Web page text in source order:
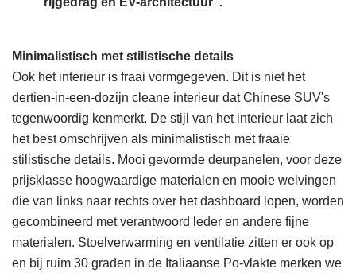
Minimalistisch met stilistische details
Ook het interieur is fraai vormgegeven. Dit is niet het
dertien-in-een-dozijn cleane interieur dat Chinese SUV's
tegenwoordig kenmerkt. De stijl van het interieur laat zich
het best omschrijven als minimalistisch met fraaie
stilistische details. Mooi gevormde deurpanelen, voor deze
prijsklasse hoogwaardige materialen en mooie welvingen
die van links naar rechts over het dashboard lopen, worden
gecombineerd met verantwoord leder en andere fijne
materialen. Stoelverwarming en ventilatie zitten er ook op
en bij ruim 30 graden in de Italiaanse Po-vlakte merken we